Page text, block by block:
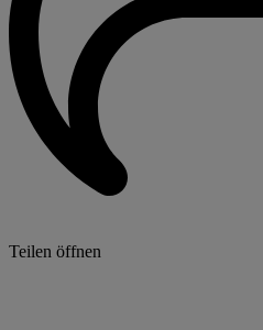
Teilen öffnen